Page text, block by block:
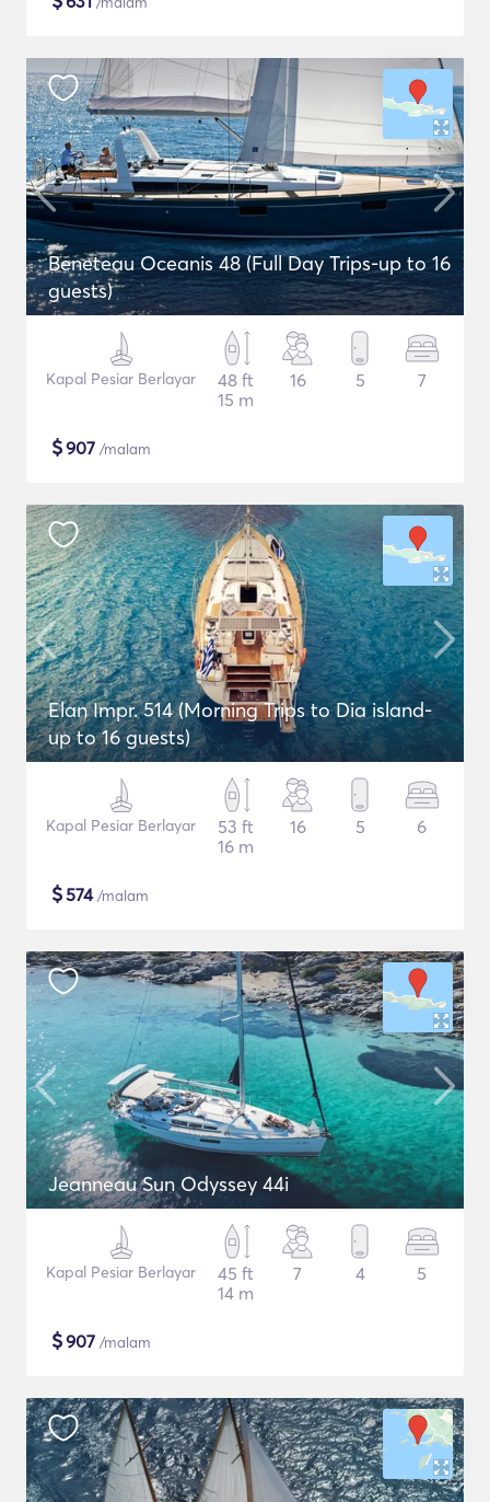
Beneteau Oceanis 48 (Full Day Trips-up to 16
guests)
Kapal Pesiar Berlayar
48 ft
15 m
16 5 7
$907 /malam
Elan Impr. 514 (Morning Trips to Dia island-
up to 16 guests)
Kapal Pesiar Berlayar
53 ft
16 m
16 5 6
$574/malam
Jeanneau Sun Odyssey 44i
Kapal Pesiar Berlayar
45 ft
14 m
7 4 5
$907 /malam